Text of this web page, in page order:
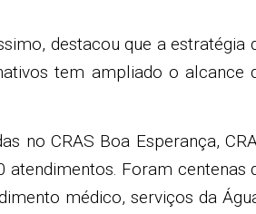
destacou que a estratégia
tem ampliado o alcance
no CRAS Boa Esperança,
atendimentos. Foram centenas
médico, serviços da